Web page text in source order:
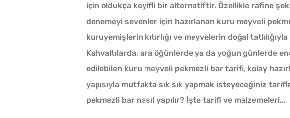
için oldukça keyifli bir alternatiftir. Özellikle rafine
denemeyi sevenler için hazırlanan kuru meyveli
kuruyemişlerin kıtırlığı ve meyvelerin doğal
Kahvaltılarda, ara öğünlerde ya da yoğun günlerde
edilebilen kuru meyveli pekmezli bar tarifi, kolay
yapısıyla mutfakta sık sık yapmak isteyeceğiniz
pekmezli bar nasıl yapılır? İşte tarifi ve malzemeleri...
İçine